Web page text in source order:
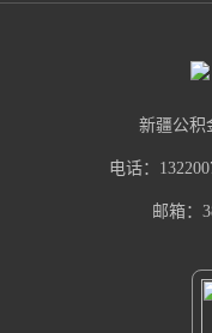
新疆公积
电话：
邮箱：